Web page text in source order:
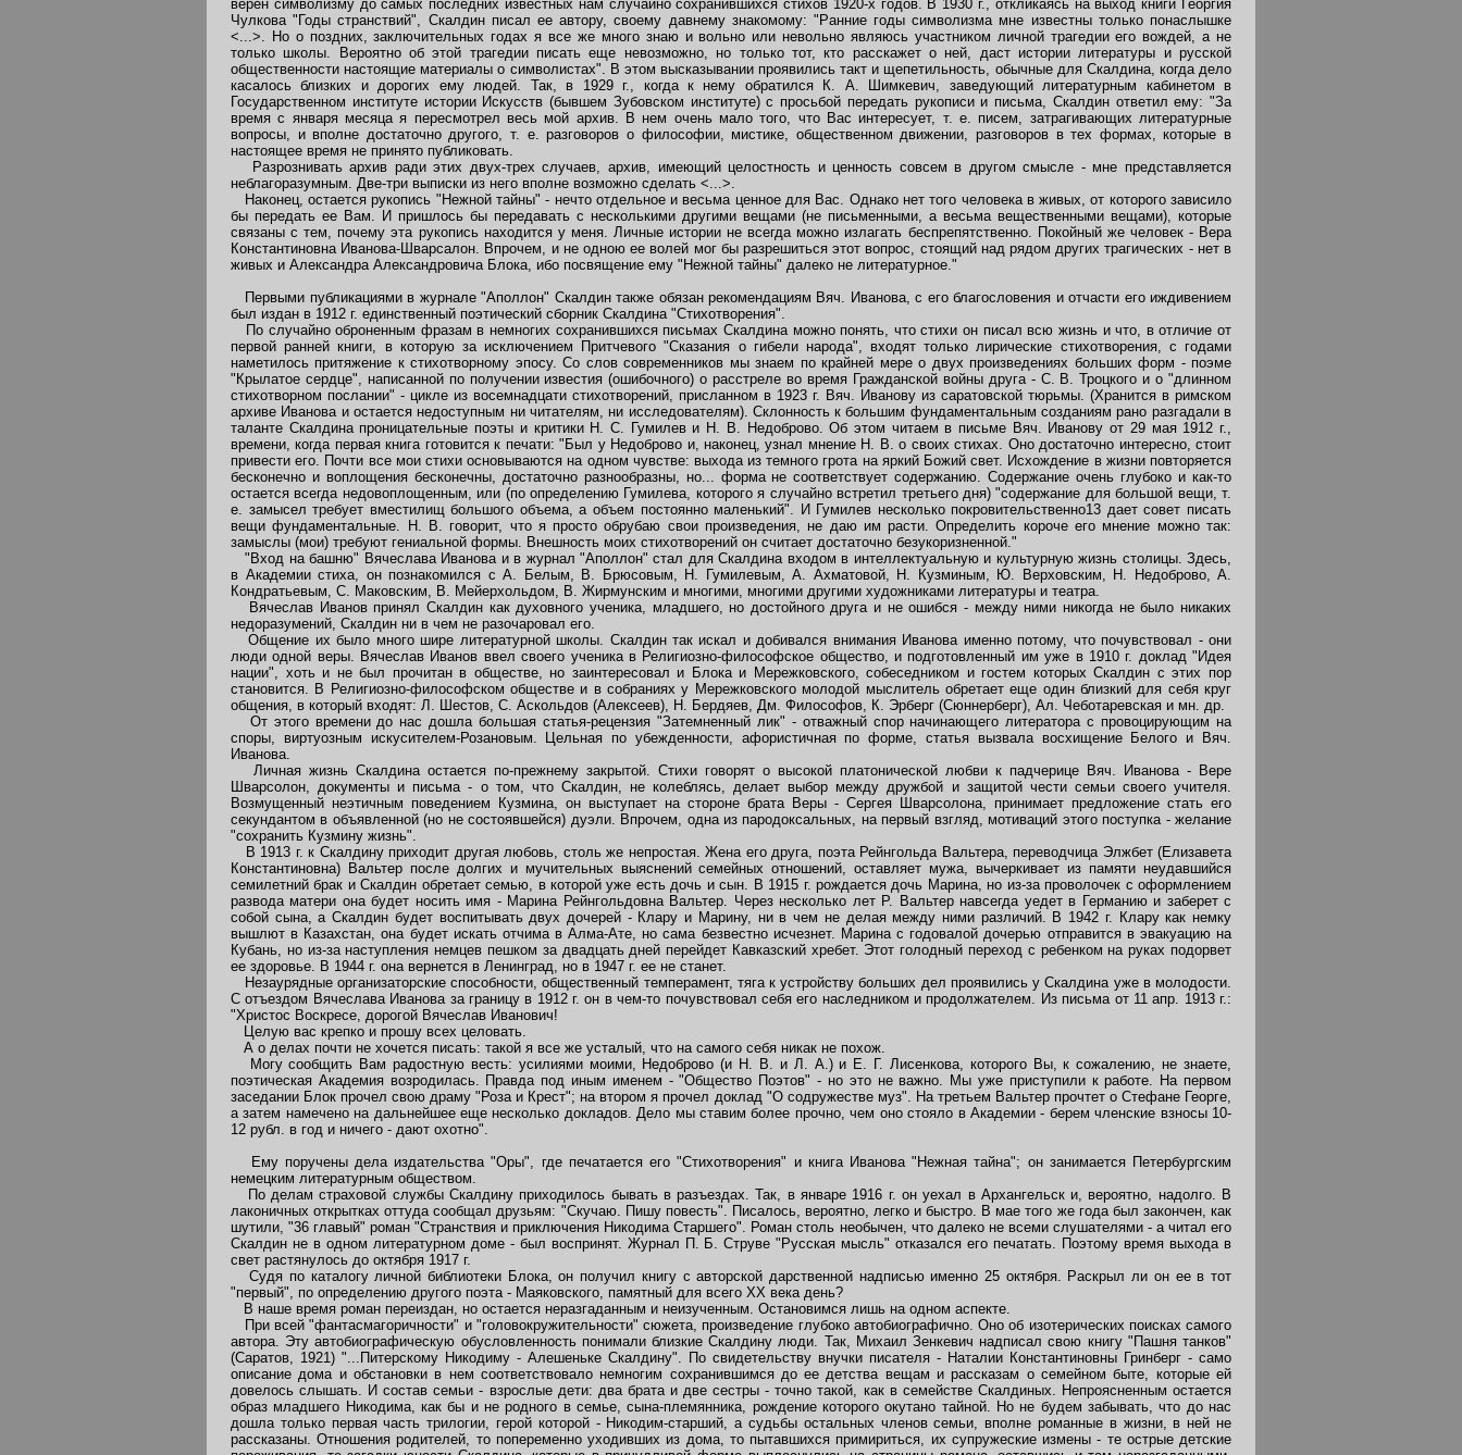
верен символизму до самых последних известных нам случайно сохранившихся стихов 1920-х годов. В 1930 г., откликаясь на выход книги Георгия
Чулкова "Годы странствий", Скалдин писал ее автору, своему давнему знакомому: "Ранние годы символизма мне известны только понаслышке
<...>. Но о поздних, заключительных годах я все же много знаю и вольно или невольно являюсь участником личной трагедии его вождей, а не
только школы. Вероятно об этой трагедии писать еще невозможно, но только тот, кто расскажет о ней, даст истории литературы и русской
общественности настоящие материалы о символистах". В этом высказывании проявились такт и щепетильность, обычные для Скалдина, когда дело
касалось близких и дорогих ему людей. Так, в 1929 г., когда к нему обратился К. А. Шимкевич, заведующий литературным кабинетом в
Государственном институте истории Искусств (бывшем Зубовском институте) с просьбой передать рукописи и письма, Скалдин ответил ему: "За
время с января месяца я пересмотрел весь мой архив. В нем очень мало того, что Вас интересует, т. е. писем, затрагивающих литературные
вопросы, и вполне достаточно другого, т. е. разговоров о философии, мистике, общественном движении, разговоров в тех формах, которые в
настоящее время не принято публиковать.
Разрознивать архив ради этих двух-трех случаев, архив, имеющий целостность и ценность совсем в другом смысле - мне представляется
неблагоразумным. Две-три выписки из него вполне возможно сделать <...>.
Наконец, остается рукопись "Нежной тайны" - нечто отдельное и весьма ценное для Вас. Однако нет того человека в живых, от которого зависило
бы передать ее Вам. И пришлось бы передавать с несколькими другими вещами (не письменными, а весьма вещественными вещами), которые
связаны с тем, почему эта рукопись находится у меня. Личные истории не всегда можно излагать беспрепятственно. Покойный же человек - Вера
Константиновна Иванова-Шварсалон. Впрочем, и не одною ее волей мог бы разрешиться этот вопрос, стоящий над рядом других трагических - нет в
живых и Александра Александровича Блока, ибо посвящение ему "Нежной тайны" далеко не литературное."
Первыми публикациями в журнале "Аполлон" Скалдин также обязан рекомендациям Вяч. Иванова, с его благословения и отчасти его иждивением
был издан в 1912 г. единственный поэтический сборник Скалдина "Стихотворения".
По случайно оброненным фразам в немногих сохранившихся письмах Скалдина можно понять, что стихи он писал всю жизнь и что, в отличие от
первой ранней книги, в которую за исключением Притчевого "Сказания о гибели народа", входят только лирические стихотворения, с годами
наметилось притяжение к стихотворному эпосу. Со слов современников мы знаем по крайней мере о двух произведениях больших форм - поэме
"Крылатое сердце", написанной по получении известия (ошибочного) о расстреле во время Гражданской войны друга - С. В. Троцкого и о "длинном
стихотворном послании" - цикле из восемнадцати стихотворений, присланном в 1923 г. Вяч. Иванову из саратовской тюрьмы. (Хранится в римском
архиве Иванова и остается недоступным ни читателям, ни исследователям). Склонность к большим фундаментальным созданиям рано разгадали в
таланте Скалдина проницательные поэты и критики Н. С. Гумилев и Н. В. Недоброво. Об этом читаем в письме Вяч. Иванову от 29 мая 1912 г.,
времени, когда первая книга готовится к печати: "Был у Недоброво и, наконец, узнал мнение Н. В. о своих стихах. Оно достаточно интересно, стоит
привести его. Почти все мои стихи основываются на одном чувстве: выхода из темного грота на яркий Божий свет. Исхождение в жизни повторяется
бесконечно и воплощения бесконечны, достаточно разнообразны, но... форма не соответствует содержанию. Содержание очень глубоко и как-то
остается всегда недовоплощенным, или (по определению Гумилева, которого я случайно встретил третьего дня) "содержание для большой вещи, т.
е. замысел требует вместилищ большого объема, а объем постоянно маленький". И Гумилев несколько покровительственно13 дает совет писать
вещи фундаментальные. Н. В. говорит, что я просто обрубаю свои произведения, не даю им расти. Определить короче его мнение можно так:
замыслы (мои) требуют гениальной формы. Внешность моих стихотворений он считает достаточно безукоризненной."
"Вход на башню" Вячеслава Иванова и в журнал "Аполлон" стал для Скалдина входом в интеллектуальную и культурную жизнь столицы. Здесь,
в Академии стиха, он познакомился с А. Белым, В. Брюсовым, Н. Гумилевым, А. Ахматовой, Н. Кузминым, Ю. Верховским, Н. Недоброво, А.
Кондратьевым, С. Маковским, В. Мейерхольдом, В. Жирмунским и многими, многими другими художниками литературы и театра.
Вячеслав Иванов принял Скалдин как духовного ученика, младшего, но достойного друга и не ошибся - между ними никогда не было никаких
недоразумений, Скалдин ни в чем не разочаровал его.
Общение их было много шире литературной школы. Скалдин так искал и добивался внимания Иванова именно потому, что почувствовал - они
люди одной веры. Вячеслав Иванов ввел своего ученика в Религиозно-философское общество, и подготовленный им уже в 1910 г. доклад "Идея
нации", хоть и не был прочитан в обществе, но заинтересовал и Блока и Мережковского, собеседником и гостем которых Скалдин с этих пор
становится. В Религиозно-философском обществе и в собраниях у Мережковского молодой мыслитель обретает еще один близкий для себя круг
общения, в который входят: Л. Шестов, С. Аскольдов (Алексеев), Н. Бердяев, Дм. Философов, К. Эрберг (Сюннерберг), Ал. Чеботаревская и мн. др.
От этого времени до нас дошла большая статья-рецензия "Затемненный лик" - отважный спор начинающего литератора с провоцирующим на
споры, виртуозным искусителем-Розановым. Цельная по убежденности, афористичная по форме, статья вызвала восхищение Белого и Вяч.
Иванова.
Личная жизнь Скалдина остается по-прежнему закрытой. Стихи говорят о высокой платонической любви к падчерице Вяч. Иванова - Вере
Шварсолон, документы и письма - о том, что Скалдин, не колеблясь, делает выбор между дружбой и защитой чести семьи своего учителя.
Возмущенный неэтичным поведением Кузмина, он выступает на стороне брата Веры - Сергея Шварсолона, принимает предложение стать его
секундантом в объявленной (но не состоявшейся) дуэли. Впрочем, одна из пародоксальных, на первый взгляд, мотиваций этого поступка - желание
"сохранить Кузмину жизнь".
В 1913 г. к Скалдину приходит другая любовь, столь же непростая. Жена его друга, поэта Рейнгольда Вальтера, переводчица Элжбет (Елизавета
Константиновна) Вальтер после долгих и мучительных выяснений семейных отношений, оставляет мужа, вычеркивает из памяти неудавшийся
семилетний брак и Скалдин обретает семью, в которой уже есть дочь и сын. В 1915 г. рождается дочь Марина, но из-за проволочек с оформлением
развода матери она будет носить имя - Марина Рейнгольдовна Вальтер. Через несколько лет Р. Вальтер навсегда уедет в Германию и заберет с
собой сына, а Скалдин будет воспитывать двух дочерей - Клару и Марину, ни в чем не делая между ними различий. В 1942 г. Клару как немку
вышлют в Казахстан, она будет искать отчима в Алма-Ате, но сама безвестно исчезнет. Марина с годовалой дочерью отправится в эвакуацию на
Кубань, но из-за наступления немцев пешком за двадцать дней перейдет Кавказский хребет. Этот голодный переход с ребенком на руках подорвет
ее здоровье. В 1944 г. она вернется в Ленинград, но в 1947 г. ее не станет.
Незаурядные организаторские способности, общественный темперамент, тяга к устройству больших дел проявились у Скалдина уже в молодости.
С отъездом Вячеслава Иванова за границу в 1912 г. он в чем-то почувствовал себя его наследником и продолжателем. Из письма от 11 апр. 1913 г.:
"Христос Воскресе, дорогой Вячеслав Иванович!
Целую вас крепко и прошу всех целовать.
А о делах почти не хочется писать: такой я все же усталый, что на самого себя никак не похож.
Могу сообщить Вам радостную весть: усилиями моими, Недоброво (и Н. В. и Л. А.) и Е. Г. Лисенкова, которого Вы, к сожалению, не знаете,
поэтическая Академия возродилась. Правда под иным именем - "Общество Поэтов" - но это не важно. Мы уже приступили к работе. На первом
заседании Блок прочел свою драму "Роза и Крест"; на втором я прочел доклад "О содружестве муз". На третьем Вальтер прочтет о Стефане Георге,
а затем намечено на дальнейшее еще несколько докладов. Дело мы ставим более прочно, чем оно стояло в Академии - берем членские взносы 10-
12 рубл. в год и ничего - дают охотно".
Ему поручены дела издательства "Оры", где печатается его "Стихотворения" и книга Иванова "Нежная тайна"; он занимается Петербургским
немецким литературным обществом.
По делам страховой службы Скалдину приходилось бывать в разъездах. Так, в январе 1916 г. он уехал в Архангельск и, вероятно, надолго. В
лаконичных открытках оттуда сообщал друзьям: "Скучаю. Пишу повесть". Писалось, вероятно, легко и быстро. В мае того же года был закончен, как
шутили, "36 главый" роман "Странствия и приключения Никодима Старшего". Роман столь необычен, что далеко не всеми слушателями - а читал его
Скалдин не в одном литературном доме - был воспринят. Журнал П. Б. Струве "Русская мысль" отказался его печатать. Поэтому время выхода в
свет растянулось до октября 1917 г.
Судя по каталогу личной библиотеки Блока, он получил книгу с авторской дарственной надписью именно 25 октября. Раскрыл ли он ее в тот
"первый", по определению другого поэта - Маяковского, памятный для всего XX века день?
В наше время роман переиздан, но остается неразгаданным и неизученным. Остановимся лишь на одном аспекте.
При всей "фантасмагоричности" и "головокружительности" сюжета, произведение глубоко автобиографично. Оно об изотерических поисках самого
автора. Эту автобиографическую обусловленность понимали близкие Скалдину люди. Так, Михаил Зенкевич надписал свою книгу "Пашня танков"
(Саратов, 1921) "...Питерскому Никодиму - Алешеньке Скалдину". По свидетельству внучки писателя - Наталии Константиновны Гринберг - само
описание дома и обстановки в нем соответствовало немногим сохранившимся до ее детства вещам и рассказам о семейном быте, которые ей
довелось слышать. И состав семьи - взрослые дети: два брата и две сестры - точно такой, как в семействе Скалдиных. Непроясненным остается
образ младшего Никодима, как бы и не родного в семье, сына-племянника, рождение которого окутано тайной. Но не будем забывать, что до нас
дошла только первая часть трилогии, герой которой - Никодим-старший, а судьбы остальных членов семьи, вполне романные в жизни, в ней не
рассказаны. Отношения родителей, то попеременно уходивших из дома, то пытавшихся примириться, их супружеские измены - те острые детские